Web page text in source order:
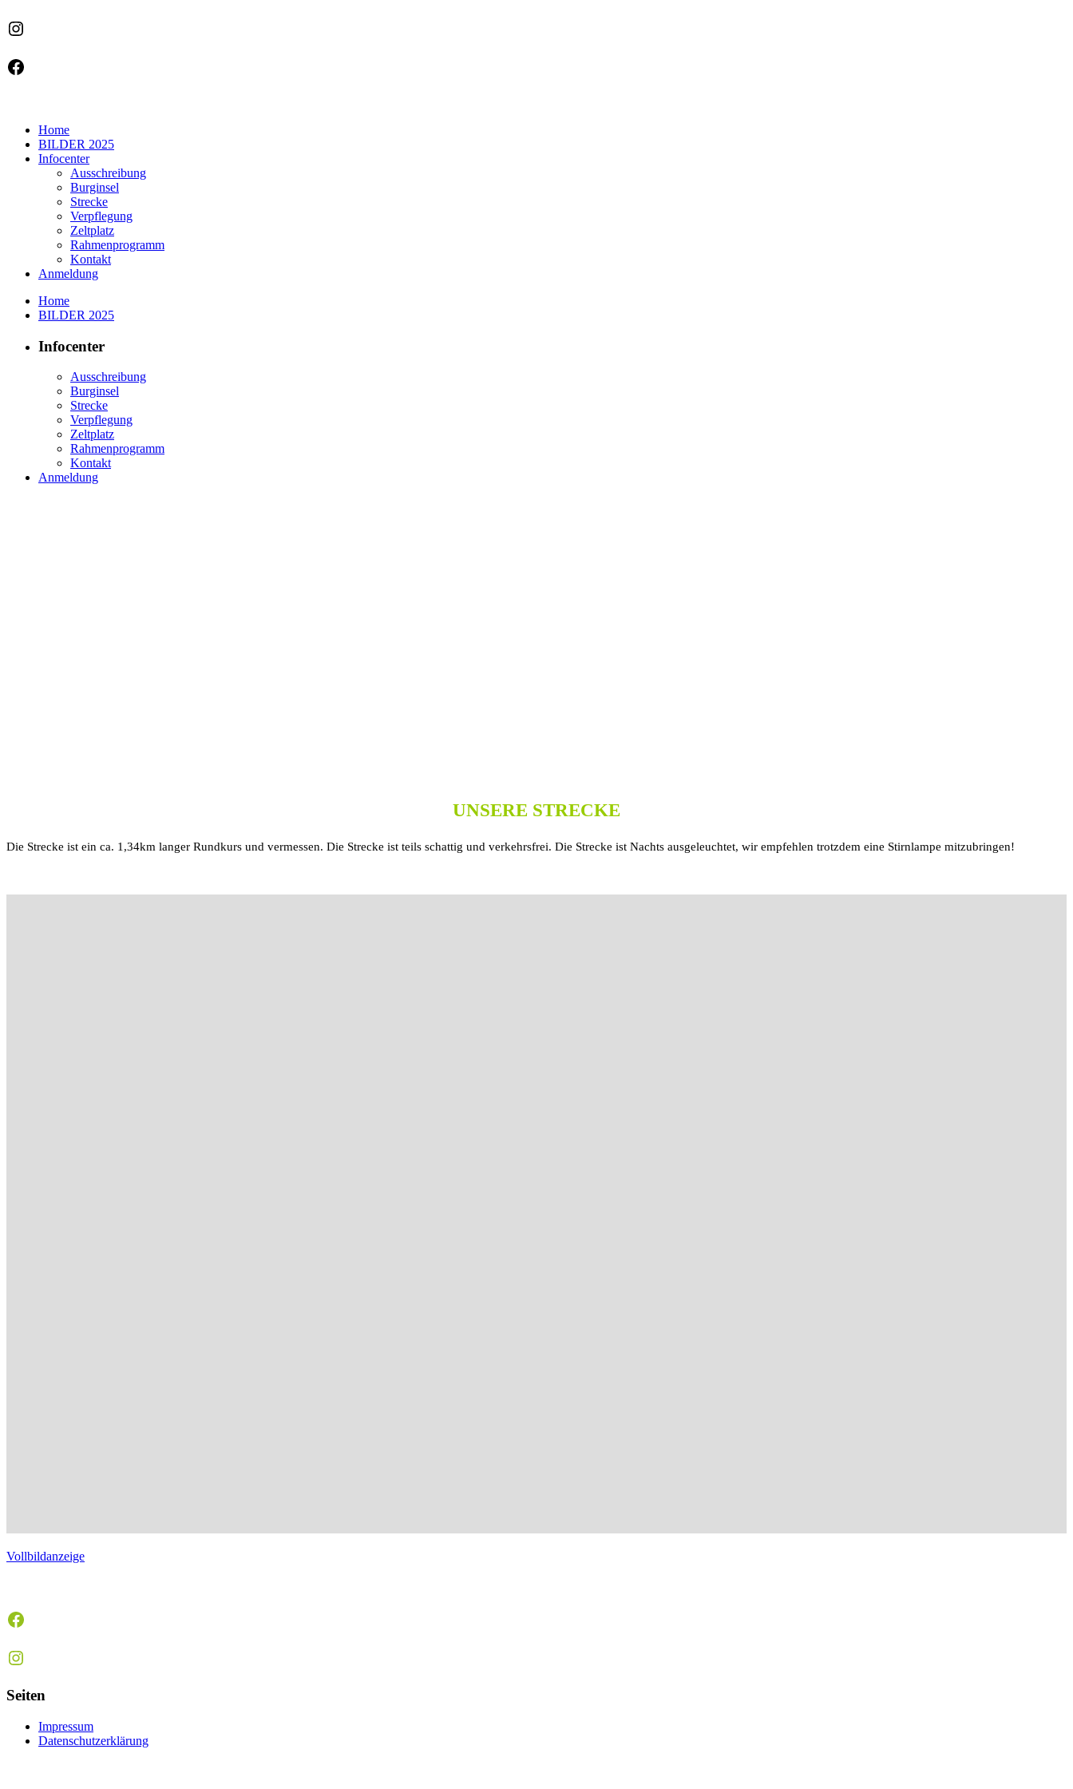
Instagram
Facebook
Home
BILDER 2025
Infocenter
Ausschreibung
Burginsel
Strecke
Verpflegung
Zeltplatz
Rahmenprogramm
Kontakt
Anmeldung
Home
BILDER 2025
Infocenter
Ausschreibung
Burginsel
Strecke
Verpflegung
Zeltplatz
Rahmenprogramm
Kontakt
Anmeldung
UNSERE STRECKE
Die Strecke ist ein ca. 1,34km langer Rundkurs und vermessen. Die Strecke ist teils schattig und verkehrsfrei. Die Strecke ist Nachts ausgeleuchtet, wir empfehlen trotzdem eine Stirnlampe mitzubringen!
Vollbildanzeige
Facebook
Instagram
Seiten
Impressum
Datenschutzerklärung